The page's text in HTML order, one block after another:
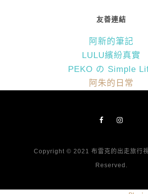
友善連結
阿新的筆記
LULU繽紛真實
PEKO の Simple
阿朱的日常
Copyright © 2021 布雷克的出走旅行
Reserved.